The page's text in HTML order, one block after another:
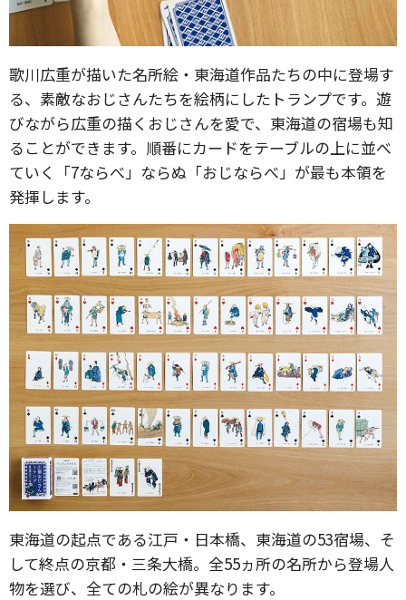
歌川広重が描いた名所絵・東海道作品たちの中に登場す
る、素敵なおじさんたちを絵柄にしたトランプです。遊
びながら広重の描くおじさんを愛で、東海道の宿場も知
ることができます。順番にカードをテーブルの上に並べ
ていく「7ならべ」ならぬ「おじならべ」が最も本領を
発揮します。
東海道の起点である江戸・日本橋、東海道の53宿場、そ
して終点の京都・三条大橋。全55ヵ所の名所から登場人
物を選び、全ての札の絵が異なります。